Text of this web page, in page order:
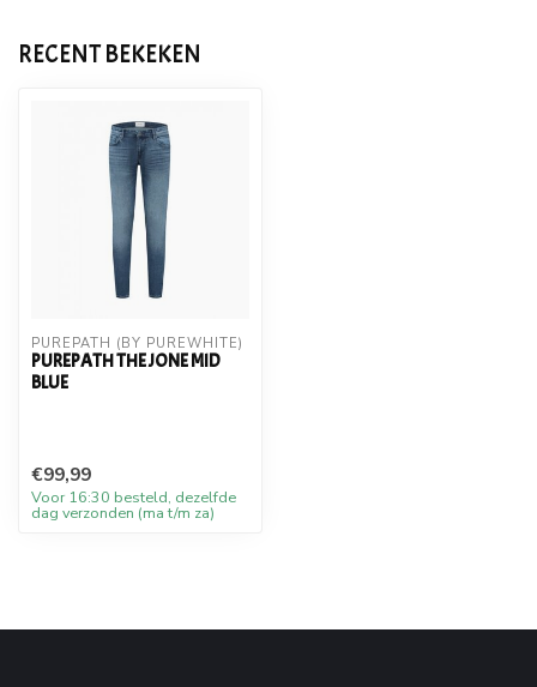
RECENT BEKEKEN
PUREPATH (BY PUREWHITE)
PUREPATH THE JONE MID
BLUE
€99,99
Voor 16:30 besteld, dezelfde
dag verzonden (ma t/m za)